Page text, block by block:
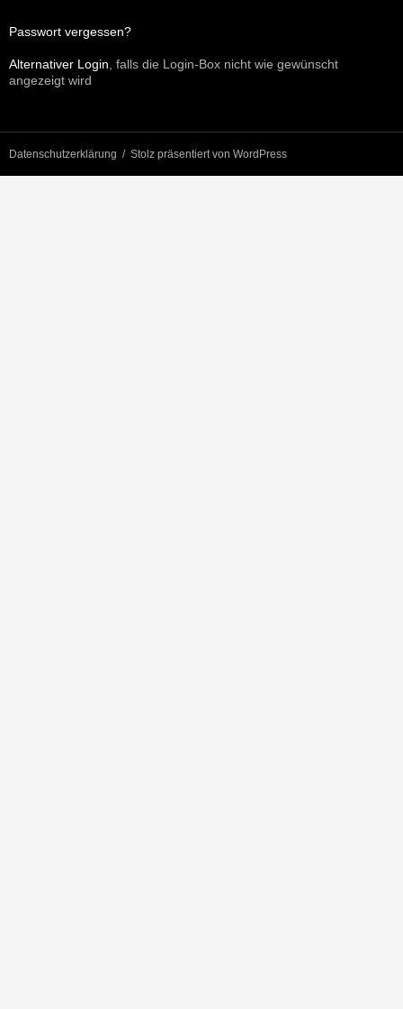
Passwort vergessen?
Alternativer Login , falls die Login-Box nicht wie gewünscht
angezeigt wird
Datenschutzerklärung Stolz präsentiert von WordPress